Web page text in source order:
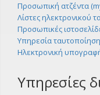
Προσωπική ατζέντα
Λίστες ηλεκτρονικού
Προσωπικές
Υπηρεσία
Ηλεκτρονική
Υπηρεσίες